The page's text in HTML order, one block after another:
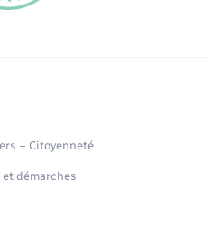
du
EN
– Citoyenneté
démarches